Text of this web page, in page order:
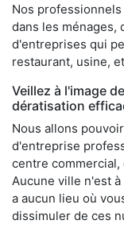
Nos
dans les ménages,
d'entreprises qui
restaurant, usine,
Veillez à l'image
dératisation
Nous allons
d'entreprise
centre
Aucune ville n'est
a aucun lieu où
dissimuler de ces